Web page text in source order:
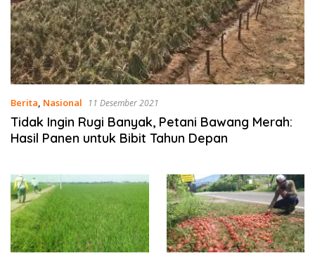
Berita, Nasional 11 Desember 2021
Tidak Ingin Rugi Banyak, Petani Bawang Merah:
Hasil Panen untuk Bibit Tahun Depan